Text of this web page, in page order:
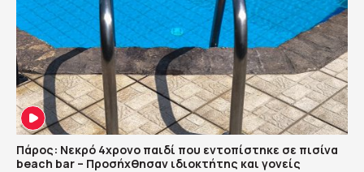
Πάρος: Νεκρό 4χρονο παιδί που εντοπίστηκε σε πισίνα
beach bar – Προσήχθησαν ιδιοκτήτης και γονείς